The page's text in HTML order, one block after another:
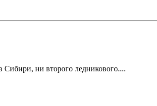
Сибири, ни второго ледникового....